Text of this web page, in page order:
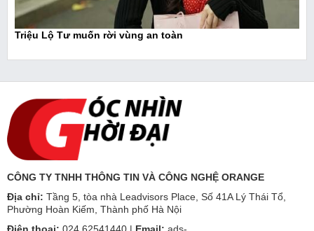
Triệu Lộ Tư muốn rời vùng an toàn
CÔNG TY TNHH THÔNG TIN VÀ CÔNG NGHỆ ORANGE
Địa chỉ: Tầng 5, tòa nhà Leadvisors Place, Số 41A Lý Thái Tổ,
Phường Hoàn Kiếm, Thành phố Hà Nội